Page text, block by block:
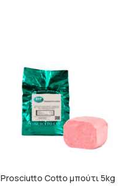
Prosciutto Cotto μπούτι 5kg